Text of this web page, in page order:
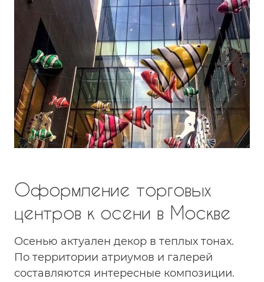
Оформление торговых
центров к осени в Москве
Осенью актуален декор в теплых тонах.
По территории атриумов и галерей
составляются интересные композиции.